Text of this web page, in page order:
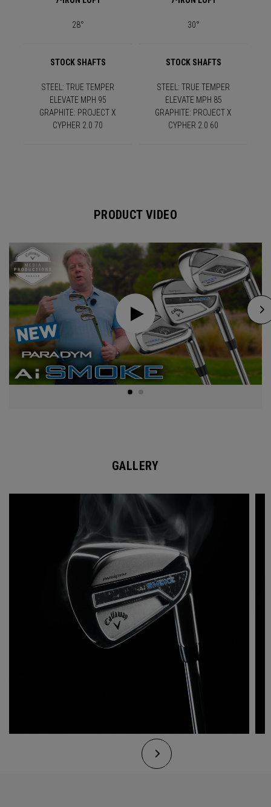
28° 30°
STOCK SHAFTS STOCK SHAFTS
STEEL: TRUE TEMPER
ELEVATE MPH 95
GRAPHITE: PROJECT X
CYPHER 2.0 70
STEEL: TRUE TEMPER
ELEVATE MPH 85
GRAPHITE: PROJECT X
CYPHER 2.0 60
PRODUCT VIDEO
GALLERY